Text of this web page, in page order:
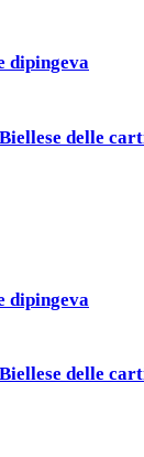
dipingeva
delle
dipingeva
delle